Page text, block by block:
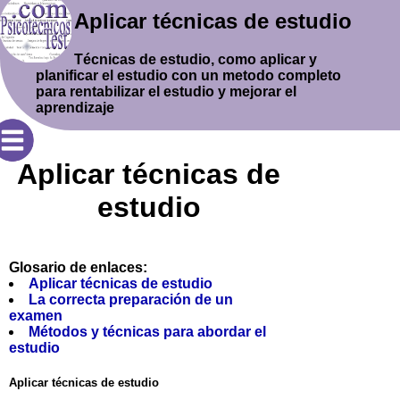
Aplicar técnicas de estudio
Técnicas de estudio, como aplicar y
planificar el estudio con un metodo completo
para rentabilizar el estudio y mejorar el
aprendizaje
Aplicar técnicas de
estudio
Glosario de enlaces:
Aplicar técnicas de estudio
La correcta preparación de un
examen
Métodos y técnicas para abordar el
estudio
Aplicar técnicas de estudio